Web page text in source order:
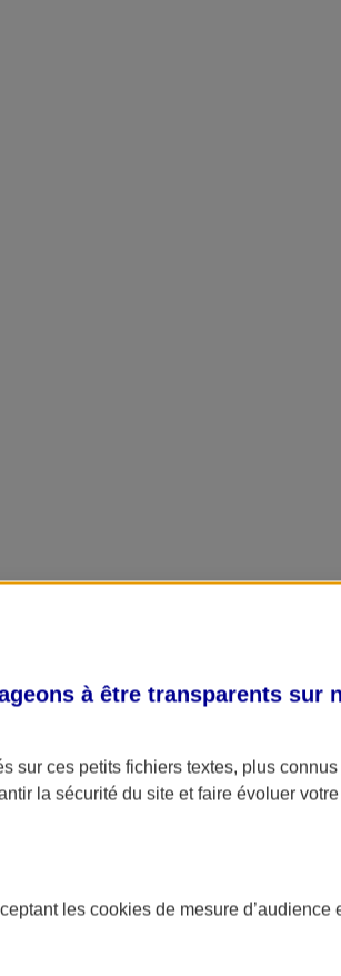
à être transparents sur
sur ces petits fichiers textes, plus
la sécurité du site et faire évoluer
les cookies de mesure d’audience